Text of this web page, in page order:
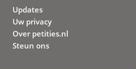
Updates
Uw privacy
Over petities.nl
Steun ons